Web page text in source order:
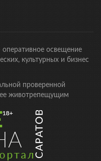
оперативное освещение
культурных и бизнес
проверенной
животрепещущим